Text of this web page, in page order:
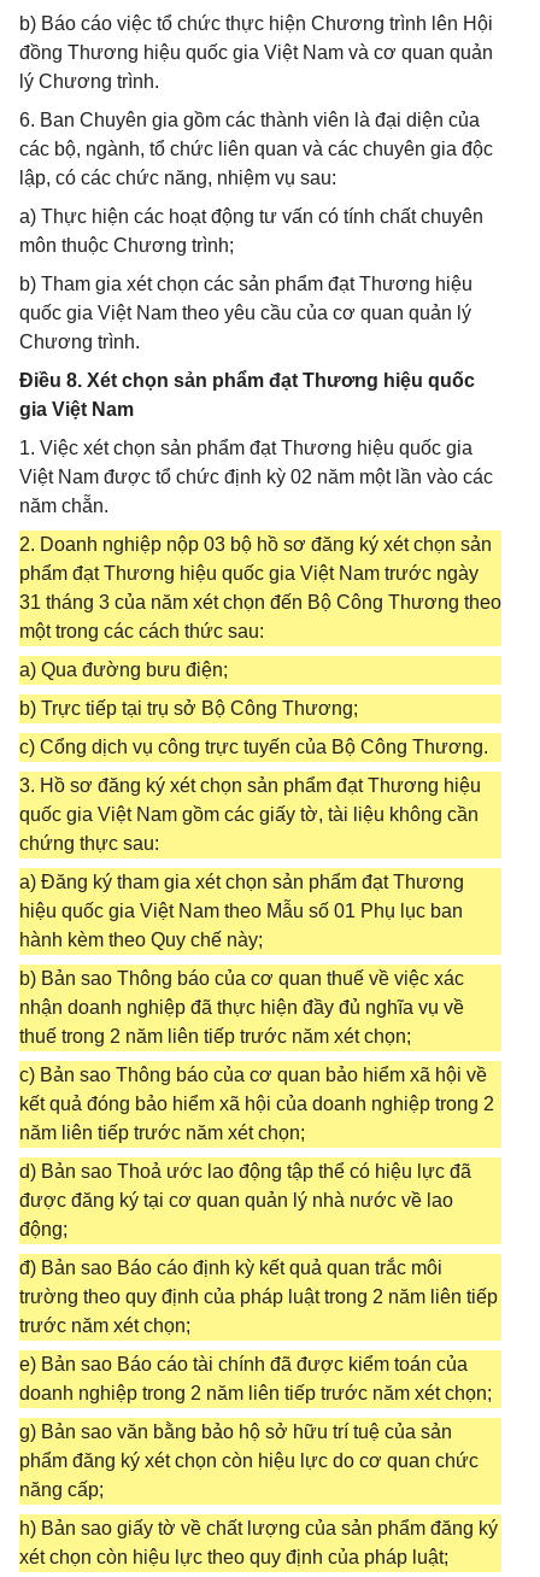
b) Báo cáo việc tổ chức thực hiện Chương trình lên Hội
đồng Thương hiệu quốc gia Việt Nam và cơ quan quản
lý Chương trình.
6. Ban Chuyên gia gồm các thành viên là đại diện của
các bộ, ngành, tổ chức liên quan và các chuyên gia độc
lập, có các chức năng, nhiệm vụ sau:
a) Thực hiện các hoạt động tư vấn có tính chất chuyên
môn thuộc Chương trình;
b) Tham gia xét chọn các sản phẩm đạt Thương hiệu
quốc gia Việt Nam theo yêu cầu của cơ quan quản lý
Chương trình.
Điều 8. Xét chọn sản phẩm đạt Thương hiệu quốc
gia Việt Nam
1. Việc xét chọn sản phẩm đạt Thương hiệu quốc gia
Việt Nam được tổ chức định kỳ 02 năm một lần vào các
năm chẵn.
2. Doanh nghiệp nộp 03 bộ hồ sơ đăng ký xét chọn sản
phẩm đạt Thương hiệu quốc gia Việt Nam trước ngày
31 tháng 3 của năm xét chọn đến Bộ Công Thương theo
một trong các cách thức sau:
a) Qua đường bưu điện;
b) Trực tiếp tại trụ sở Bộ Công Thương;
c) Cổng dịch vụ công trực tuyến của Bộ Công Thương.
3. Hồ sơ đăng ký xét chọn sản phẩm đạt Thương hiệu
quốc gia Việt Nam gồm các giấy tờ, tài liệu không cần
chứng thực sau:
a) Đăng ký tham gia xét chọn sản phẩm đạt Thương
hiệu quốc gia Việt Nam theo Mẫu số 01 Phụ lục ban
hành kèm theo Quy chế này;
b) Bản sao Thông báo của cơ quan thuế về việc xác
nhận doanh nghiệp đã thực hiện đầy đủ nghĩa vụ về
thuế trong 2 năm liên tiếp trước năm xét chọn;
c) Bản sao Thông báo của cơ quan bảo hiểm xã hội về
kết quả đóng bảo hiểm xã hội của doanh nghiệp trong 2
năm liên tiếp trước năm xét chọn;
d) Bản sao Thoả ước lao động tập thể có hiệu lực đã
được đăng ký tại cơ quan quản lý nhà nước về lao
động;
đ) Bản sao Báo cáo định kỳ kết quả quan trắc môi
trường theo quy định của pháp luật trong 2 năm liên tiếp
trước năm xét chọn;
e) Bản sao Báo cáo tài chính đã được kiểm toán của
doanh nghiệp trong 2 năm liên tiếp trước năm xét chọn;
g) Bản sao văn bằng bảo hộ sở hữu trí tuệ của sản
phẩm đăng ký xét chọn còn hiệu lực do cơ quan chức
năng cấp;
h) Bản sao giấy tờ về chất lượng của sản phẩm đăng ký
xét chọn còn hiệu lực theo quy định của pháp luật;